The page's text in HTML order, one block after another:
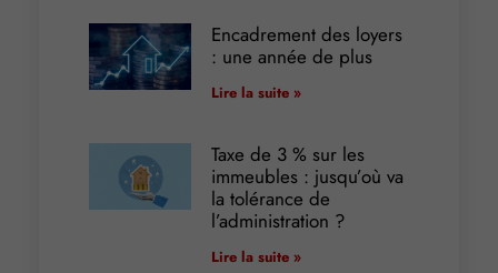
Encadrement des loyers
: une année de plus
Lire la suite »
Taxe de 3 % sur les
immeubles : jusqu’où va
la tolérance de
l’administration ?
Lire la suite »